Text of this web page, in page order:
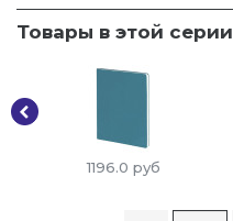
Товары в этой серии
1196.0 руб